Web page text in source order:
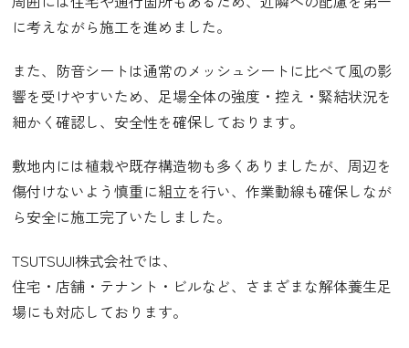
に考えながら施工を進めました。
また、防音シートは通常のメッシュシートに比べて風の影
響を受けやすいため、足場全体の強度・控え・緊結状況を
細かく確認し、安全性を確保しております。
敷地内には植栽や既存構造物も多くありましたが、周辺を
傷付けないよう慎重に組立を行い、作業動線も確保しなが
ら安全に施工完了いたしました。
TSUTSUJI株式会社では、
住宅・店舗・テナント・ビルなど、さまざまな解体養生足
場にも対応しております。